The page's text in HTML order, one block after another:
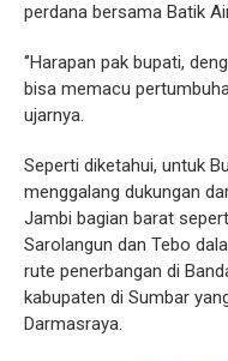
perdana bersama Batik
‘’Harapan pak bupati,
bisa memacu
ujarnya.
Seperti diketahui, untuk
menggalang dukungan
Jambi bagian barat
Sarolangun dan Tebo
rute penerbangan di
kabupaten di Sumbar
Darmasraya.